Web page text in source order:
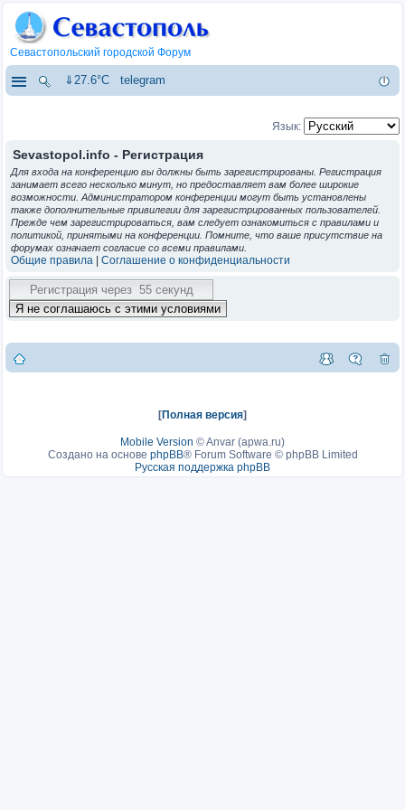
Севастопольский городской Форум
⇓27.6°C telegram
Язык:
Sevastopol.info - Регистрация
Для входа на конференцию вы должны быть зарегистрированы. Регистрация
занимает всего несколько минут, но предоставляет вам более широкие
возможности. Администратором конференции могут быть установлены
также дополнительные привилегии для зарегистрированных пользователей.
Прежде чем зарегистрироваться, вам следует ознакомиться с правилами и
политикой, принятыми на конференции. Помните, что ваше присутствие на
форумах означает согласие со всеми правилами.
Общие правила Соглашение о конфиденциальности
[Полная версия]
Mobile Version ©Anvar (apwa.ru)
Создано на основе phpBB® Forum Software © phpBB Limited
Русская поддержка phpBB